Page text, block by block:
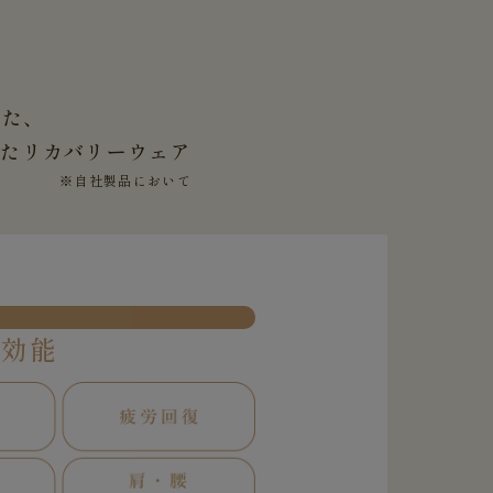
、
リカバリーウェア
※自社製品において
能